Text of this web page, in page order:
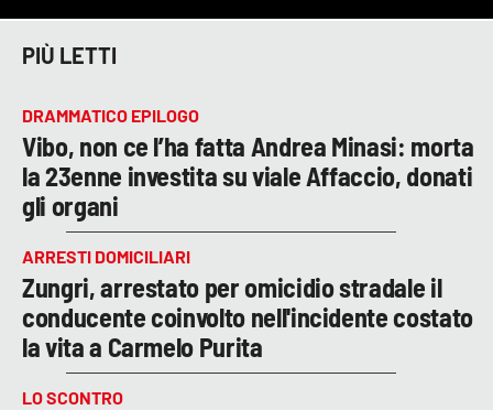
PIÙ LETTI
DRAMMATICO EPILOGO
Vibo, non ce l’ha fatta Andrea Minasi: morta
la 23enne investita su viale Affaccio, donati
gli organi
ARRESTI DOMICILIARI
Zungri, arrestato per omicidio stradale il
conducente coinvolto nell'incidente costato
la vita a Carmelo Purita
LO SCONTRO